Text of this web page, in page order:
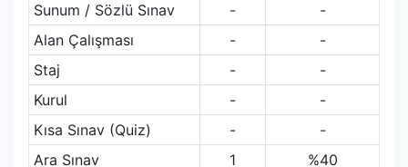
Sunum / Sözlü Sınav
-
-
Alan Çalışması
-
-
Staj
-
-
Kurul
-
-
Kısa Sınav (Quiz)
-
-
Ara Sınav
1
%40